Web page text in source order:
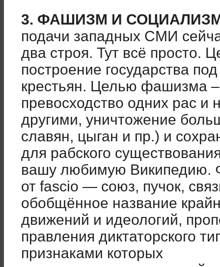
3. ФАШИЗМ И
подачи западных СМИ
два строя. Тут всё просто.
построение государства
крестьян. Целью фашизма –
превосходство одних рас и
другими, уничтожение
славян, цыган и пр.) и
для рабского
вашу любимую Википедию.
от fascio — союз, пучок,
обобщённое название
движений и идеологий,
правления диктаторского
признаками которых